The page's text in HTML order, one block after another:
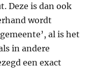
Deze is dan ook
wordt
al is het
in andere
een exact